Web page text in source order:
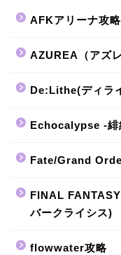
AFKアリーナ攻略
AZUREA（アズ
De:Lithe(ディラ
Echocalypse -緋
Fate/Grand
FINAL
バークライシス)
flowwater攻略